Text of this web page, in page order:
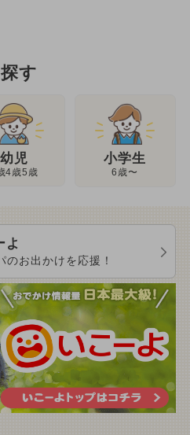
す
幼児
4歳5歳
小学生
6歳〜
よ
のお出かけを応援！